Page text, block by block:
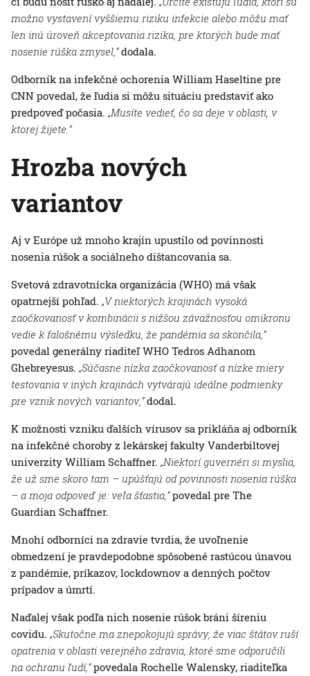
možno vystavení vyššiemu riziku infekcie alebo môžu mať
len inú úroveň akceptovania rizika, pre ktorých bude mať
nosenie rúška zmysel,“dodala.
Odborník na infekčné ochorenia William Haseltine pre
CNN povedal, že ľudia si môžu situáciu predstaviť ako
predpoveď počasia. „Musíte vedieť, čo sa deje v oblasti, v
ktorej žijete.“
Hrozba nových
variantov
Aj v Európe už mnoho krajín upustilo od povinnosti
nosenia rúšok a sociálneho dištancovania sa.
Svetová zdravotnícka organizácia (WHO) má však
opatrnejší pohľad. „V niektorých krajinách vysoká
zaočkovanosť v kombinácii s nižšou závažnosťou omikronu
vedie k falošnému výsledku, že pandémia sa skončila,“
povedal generálny riaditeľ WHO Tedros Adhanom
Ghebreyesus. „Súčasne nízka zaočkovanosť a nízke miery
testovania v iných krajinách vytvárajú ideálne podmienky
pre vznik nových variantov,“dodal.
K možnosti vzniku ďalších vírusov sa prikláňa aj odborník
na infekčné choroby z lekárskej fakulty Vanderbiltovej
univerzity William Schaffner. „Niektorí guvernéri si myslia,
že už sme skoro tam – upúšťajú od povinnosti nosenia rúška
– a moja odpoveď je: veľa šťastia,“povedal pre The
Guardian Schaffner.
Mnohí odborníci na zdravie tvrdia, že uvoľnenie
obmedzení je pravdepodobne spôsobené rastúcou únavou
z pandémie, príkazov, lockdownov a denných počtov
prípadov a úmrtí.
Naďalej však podľa nich nosenie rúšok bráni šíreniu
covidu. „Skutočne ma znepokojujú správy, že viac štátov ruší
opatrenia v oblasti verejného zdravia, ktoré sme odporučili
na ochranu ľudí,“povedala Rochelle Walensky, riaditeľka